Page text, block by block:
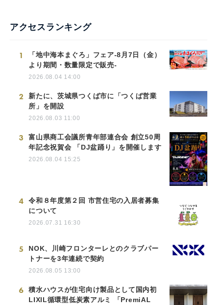
アクセスランキング
1
「地中海本まぐろ」フェア-8月7日（金）
より期間・数量限定で販売-
2026.08.04 14:00
2
新たに、茨城県つくば市に「つくば営業
所」を開設
2026.08.03 11:00
3
富山県商工会議所青年部連合会 創立50周
年記念祝賀会 「DJ盆踊り」を開催します
2026.08.04 15:25
4
令和８年度第２回 市営住宅の入居者募集
について
2026.07.31 16:30
5
NOK、川崎フロンターレとのクラブパー
トナーを3年連続で契約
2026.08.05 13:00
6
積水ハウスが住宅向け製品として国内初
LIXIL循環型低炭素アルミ 「PremiAL